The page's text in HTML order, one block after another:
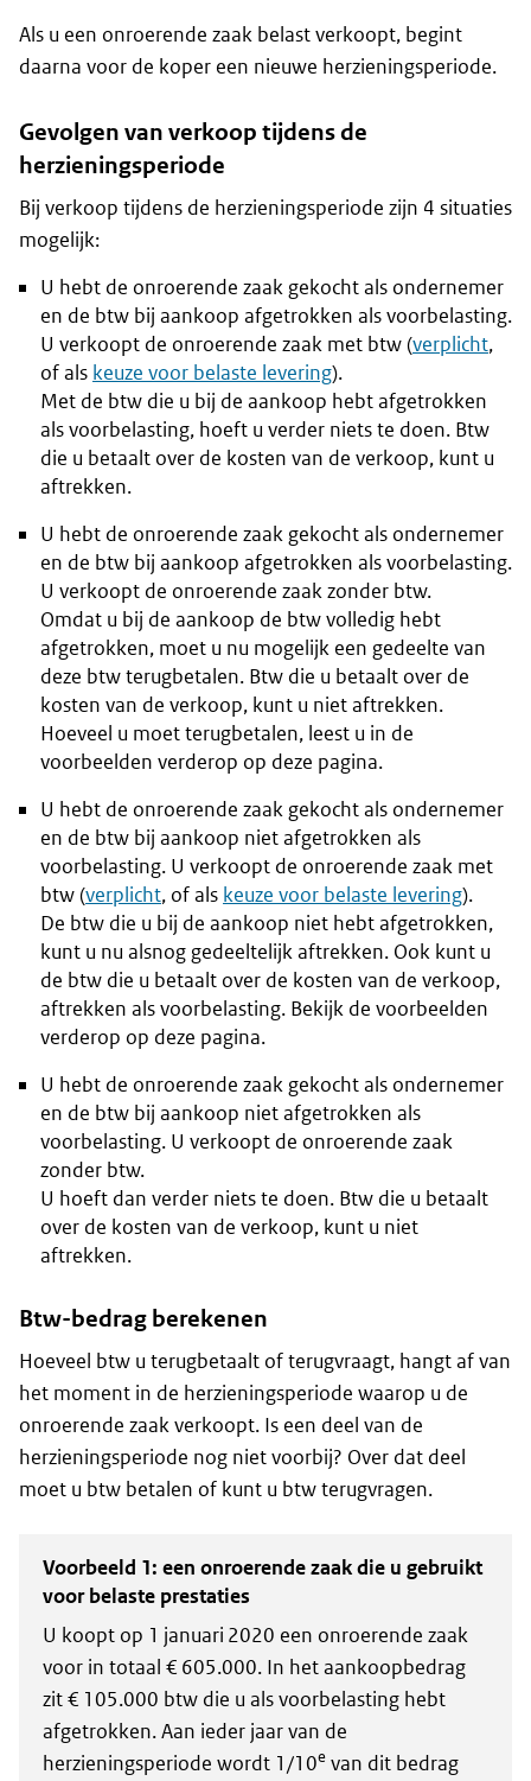
Als u een onroerende zaak belast verkoopt, begint
daarna voor de koper een nieuwe herzieningsperiode.
Gevolgen van verkoop tijdens de
herzieningsperiode
Bij verkoop tijdens de herzieningsperiode zijn 4 situaties
mogelijk:
U hebt de onroerende zaak gekocht als ondernemer
en de btw bij aankoop afgetrokken als voorbelasting.
U verkoopt de onroerende zaak met btw (verplicht,
of als keuze voor belaste levering).
Met de btw die u bij de aankoop hebt afgetrokken
als voorbelasting, hoeft u verder niets te doen. Btw
die u betaalt over de kosten van de verkoop, kunt u
aftrekken.
U hebt de onroerende zaak gekocht als ondernemer
en de btw bij aankoop afgetrokken als voorbelasting.
U verkoopt de onroerende zaak zonder btw.
Omdat u bij de aankoop de btw volledig hebt
afgetrokken, moet u nu mogelijk een gedeelte van
deze btw terugbetalen. Btw die u betaalt over de
kosten van de verkoop, kunt u niet aftrekken.
Hoeveel u moet terugbetalen, leest u in de
voorbeelden verderop op deze pagina.
U hebt de onroerende zaak gekocht als ondernemer
en de btw bij aankoop niet afgetrokken als
voorbelasting. U verkoopt de onroerende zaak met
btw (verplicht, of als keuze voor belaste levering).
De btw die u bij de aankoop niet hebt afgetrokken,
kunt u nu alsnog gedeeltelijk aftrekken. Ook kunt u
de btw die u betaalt over de kosten van de verkoop,
aftrekken als voorbelasting. Bekijk de voorbeelden
verderop op deze pagina.
U hebt de onroerende zaak gekocht als ondernemer
en de btw bij aankoop niet afgetrokken als
voorbelasting. U verkoopt de onroerende zaak
zonder btw.
U hoeft dan verder niets te doen. Btw die u betaalt
over de kosten van de verkoop, kunt u niet
aftrekken.
Btw-bedrag berekenen
Hoeveel btw u terugbetaalt of terugvraagt, hangt af van
het moment in de herzieningsperiode waarop u de
onroerende zaak verkoopt. Is een deel van de
herzieningsperiode nog niet voorbij? Over dat deel
moet u btw betalen of kunt u btw terugvragen.
Voorbeeld 1: een onroerende zaak die u gebruikt
voor belaste prestaties
U koopt op 1 januari 2020 een onroerende zaak
voor in totaal € 605.000. In het aankoopbedrag
zit € 105.000 btw die u als voorbelasting hebt
afgetrokken. Aan ieder jaar van de
herzieningsperiode wordt 1/10e van dit bedrag